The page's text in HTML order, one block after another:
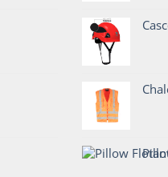
Pillow